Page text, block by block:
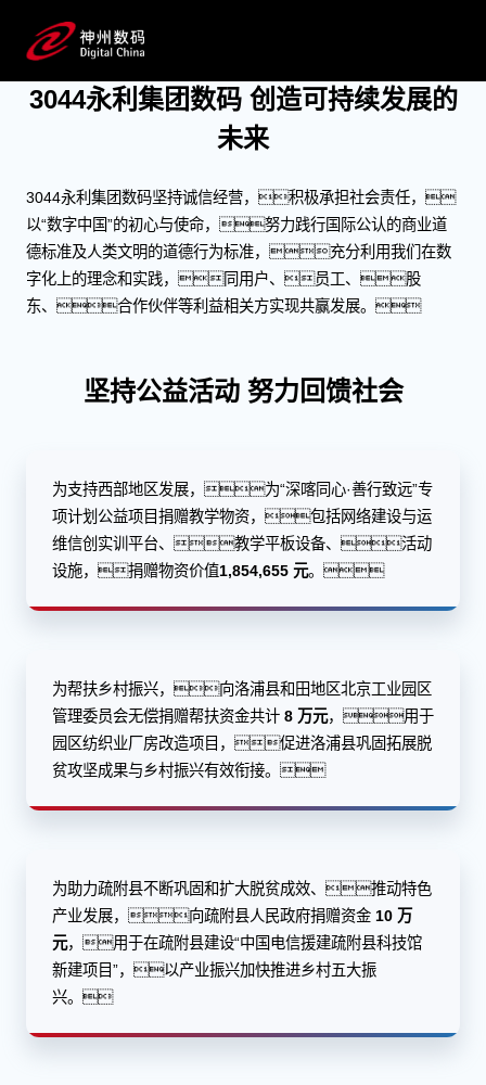
ESG
3044永利集团数码 创造可持续发展的
未来
3044永利集团数码坚持诚信经营，积极承担社会责任，
以“数字中国”的初心与使命，努力践行国际公认的商业道
德标准及人类文明的道德行为标准，充分利用我们在数
字化上的理念和实践，同用户、员工、股
东、合作伙伴等利益相关方实现共赢发展。
坚持公益活动 努力回馈社会
为支持西部地区发展，为“深喀同心·善行致远”专
项计划公益项目捐赠教学物资，包括网络建设与运
维信创实训平台、教学平板设备、活动
设施，捐赠物资价值1,854,655 元。
为帮扶乡村振兴，向洛浦县和田地区北京工业园区
管理委员会无偿捐赠帮扶资金共计 8 万元，用于
园区纺织业厂房改造项目，促进洛浦县巩固拓展脱
贫攻坚成果与乡村振兴有效衔接。
为助力疏附县不断巩固和扩大脱贫成效、推动特色
产业发展，向疏附县人民政府捐赠资金 10 万
元，用于在疏附县建设“中国电信援建疏附县科技馆
新建项目”，以产业振兴加快推进乡村五大振
兴。